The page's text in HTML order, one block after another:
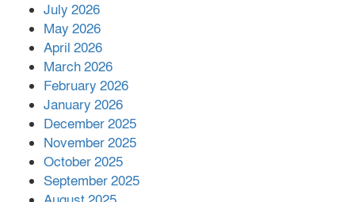
পর ফোন তারেক রহমানের,গ্যাস সঙ্কট
July 2026
May 2026
April 2026
March 2026
February 2026
January 2026
December 2025
November 2025
October 2025
September 2025